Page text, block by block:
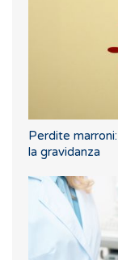
Perdite
la gravidanza